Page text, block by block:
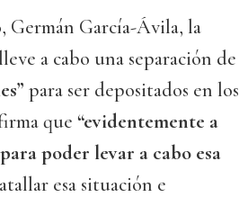
Germán García-Ávila, la
a cabo una separación de
para ser depositados en los
que “evidentemente a
poder levar a cabo esa
esa situación e